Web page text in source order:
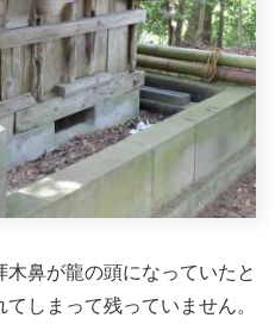
鼻が龍の頭になっていたと
しまって残っていません。